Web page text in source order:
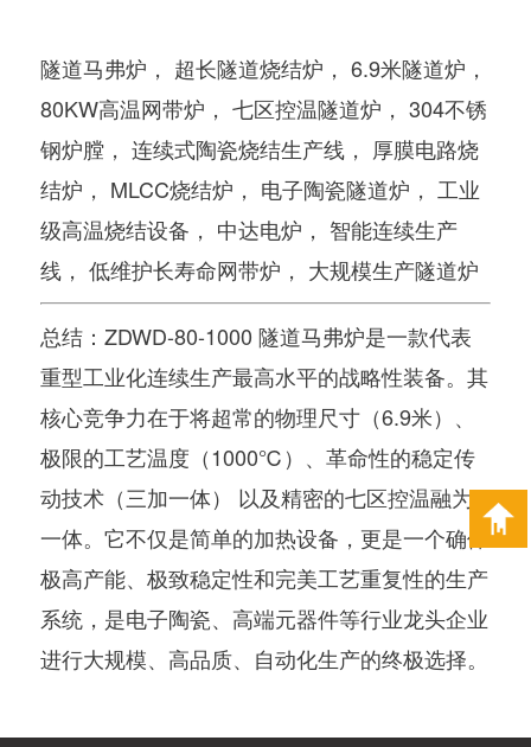
隧道马弗炉， 超长隧道烧结炉， 6.9米隧道炉，
80KW高温网带炉， 七区控温隧道炉， 304不锈
钢炉膛， 连续式陶瓷烧结生产线， 厚膜电路烧
结炉， MLCC烧结炉， 电子陶瓷隧道炉， 工业
级高温烧结设备， 中达电炉， 智能连续生产
线， 低维护长寿命网带炉， 大规模生产隧道炉
总结 ：ZDWD-80-1000 隧道马弗炉是一款代表
重型工业化连续生产最高水平的战略性装备。其
核心竞争力在于将超常的物理尺寸（6.9米）、
极限的工艺温度（1000℃）、革命性的稳定传
动技术（三加一体）
以及精密的七区控温融为
一体。它不仅是简单的加热设备，更是一个确保
极高产能、极致稳定性和完美工艺重复性的生产
系统 ，是电子陶瓷、高端元器件等行业龙头企业
进行大规模、高品质、自动化生产的终极选择。